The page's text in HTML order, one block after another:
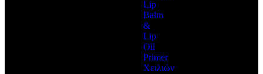
Lip
Balm
&
Lip
Oil
Primer
Χειλιών